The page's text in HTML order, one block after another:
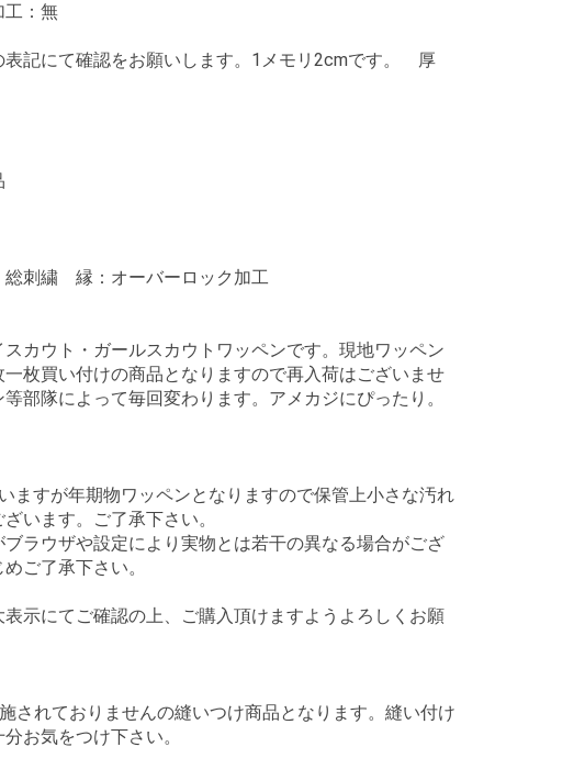
：無
記にて確認をお願いします。1メモリ2cmです。 厚
刺繍 縁：オーバーロック加工
カウト・ガールスカウトワッペンです。現地ワッペン
一枚買い付けの商品となりますので再入荷はございませ
部隊によって毎回変わります。アメカジにぴったり。
ますが年期物ワッペンとなりますので保管上小さな汚れ
います。ご了承下さい。
ラウザや設定により実物とは若干の異なる場合がござ
ご了承下さい。
示にてご確認の上、ご購入頂けますようよろしくお願
されておりませんの縫いつけ商品となります。縫い付け
お気をつけ下さい。